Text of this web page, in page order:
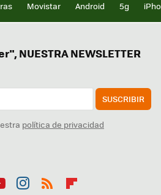
Movistar Android 5g
NUESTRA NEWSLETTER
SUSCRIBIR
política de privacidad